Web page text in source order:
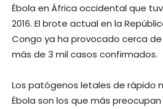
Ébola en África occidental que
2016. El brote actual en la
Congo ya ha provocado cerca
más de 3 mil casos confirmados.
Los patógenos letales de rápido
Ébola son los que más preocupan